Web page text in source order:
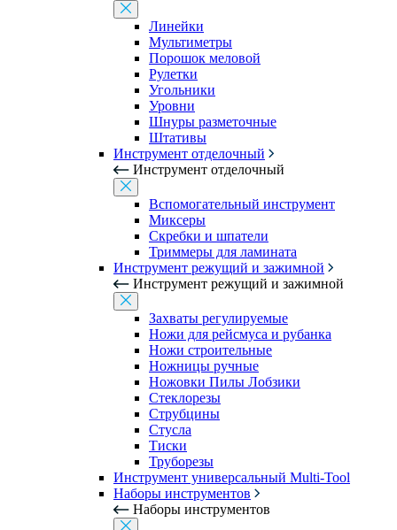
Линейки
Мультиметры
Порошок меловой
Рулетки
Угольники
Уровни
Шнуры разметочные
Штативы
Инструмент отделочный
Инструмент отделочный
Вспомогательный инструмент
Миксеры
Скребки и шпатели
Триммеры для ламината
Инструмент режущий и зажимной
Инструмент режущий и зажимной
Захваты регулируемые
Ножи для рейсмуса и рубанка
Ножи строительные
Ножницы ручные
Ножовки Пилы Лобзики
Стеклорезы
Струбцины
Стусла
Тиски
Труборезы
Инструмент универсальный Multi-Tool
Наборы инструментов
Наборы инструментов